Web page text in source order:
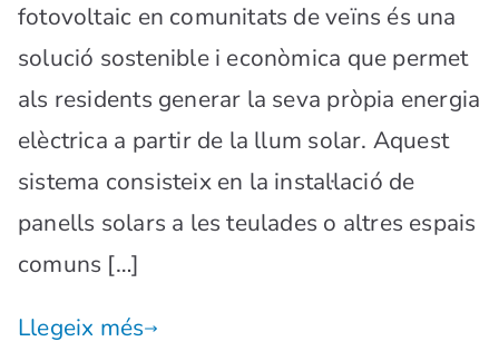
fotovoltaic en comunitats de veïns és una
solució sostenible i econòmica que permet
als residents generar la seva pròpia energia
elèctrica a partir de la llum solar. Aquest
sistema consisteix en la instal·lació de
panells solars a les teulades o altres espais
comuns […]
Llegeix més